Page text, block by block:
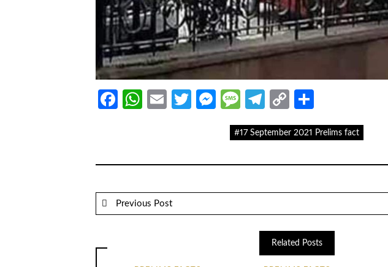
Facebook
WhatsApp
EmailTwitter
Messenger
Message
Telegram
Copy
#17 September 2021 Prelims fact
Previous Post
Related Posts